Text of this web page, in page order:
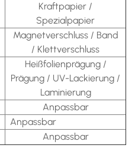
Kraftpapier /
Spezialpapier
Magnetverschluss / Band
/ Klettverschluss
Heißfolienprägung /
Prägung / UV-Lackierung /
Laminierung
Anpassbar
Anpassbar
Anpassbar